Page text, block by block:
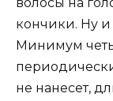
волосы на
кончики. Ну и
Минимум
не нанесет,